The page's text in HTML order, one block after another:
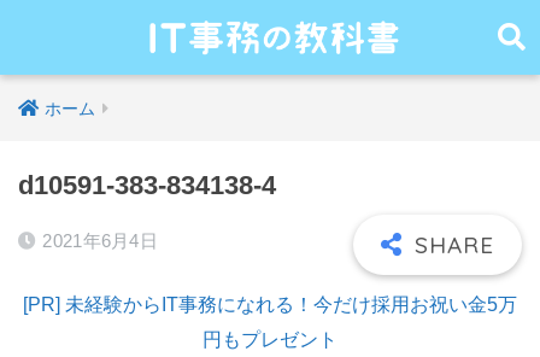
ホーム
d10591-383-834138-4
2021年6月4日
[PR] 未経験からIT事務になれる！今だけ採用お祝い金5万
円もプレゼント